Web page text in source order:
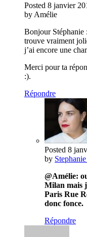
Posted 8 janvier
by Amélie
Bonjour Stéphanie
trouve vraiment
j’ai encore une
Merci pour ta
:).
Répondre
Posted 8
by
@Amélie:
Milan mais
Paris Rue
donc fonce.
Répondre